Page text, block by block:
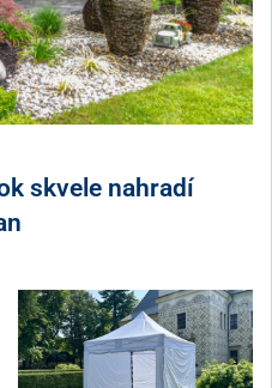
skvele nahradí